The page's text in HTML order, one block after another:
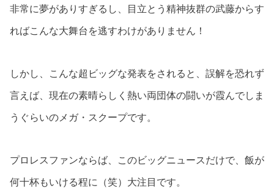
非常に夢がありすぎるし、目立とう精神抜群の武藤からす
ればこんな大舞台を逃すわけがありません！
しかし、こんな超ビッグな発表をされると、誤解を恐れず
言えば、現在の素晴らしく熱い両団体の闘いが霞んでしま
うぐらいのメガ・スクープです。
プロレスファンならば、このビッグニュースだけで、飯が
何十杯もいける程に（笑）大注目です。